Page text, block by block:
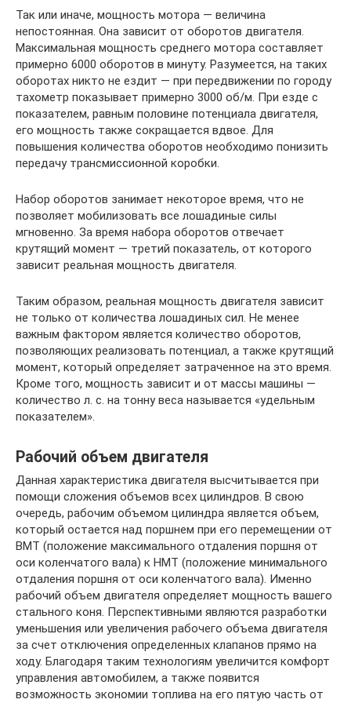
Так или иначе, мощность мотора — величина
непостоянная. Она зависит от оборотов двигателя.
Максимальная мощность среднего мотора составляет
примерно 6000 оборотов в минуту. Разумеется, на таких
оборотах никто не ездит — при передвижении по городу
тахометр показывает примерно 3000 об/м. При езде с
показателем, равным половине потенциала двигателя,
его мощность также сокращается вдвое. Для
повышения количества оборотов необходимо понизить
передачу трансмиссионной коробки.
Набор оборотов занимает некоторое время, что не
позволяет мобилизовать все лошадиные силы
мгновенно. За время набора оборотов отвечает
крутящий момент — третий показатель, от которого
зависит реальная мощность двигателя.
Таким образом, реальная мощность двигателя зависит
не только от количества лошадиных сил. Не менее
важным фактором является количество оборотов,
позволяющих реализовать потенциал, а также крутящий
момент, который определяет затраченное на это время.
Кроме того, мощность зависит и от массы машины —
количество л. с. на тонну веса называется «удельным
показателем».
Рабочий объем двигателя
Данная характеристика двигателя высчитывается при
помощи сложения объемов всех цилиндров. В свою
очередь, рабочим объемом цилиндра является объем,
который остается над поршнем при его перемещении от
ВМТ (положение максимального отдаления поршня от
оси коленчатого вала) к НМТ (положение минимального
отдаления поршня от оси коленчатого вала). Именно
рабочий объем двигателя определяет мощность вашего
стального коня. Перспективными являются разработки
уменьшения или увеличения рабочего объема двигателя
за счет отключения определенных клапанов прямо на
ходу. Благодаря таким технологиям увеличится комфорт
управления автомобилем, а также появится
возможность экономии топлива на его пятую часть от